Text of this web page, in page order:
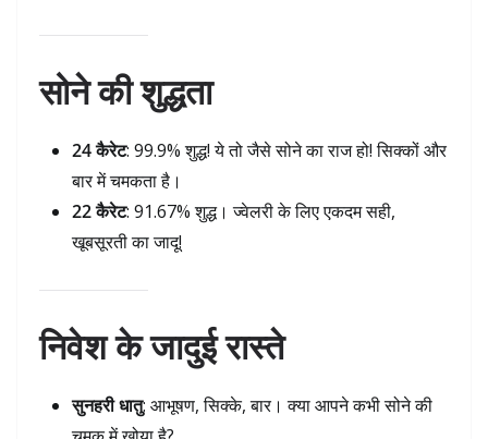
सोने की शुद्धता
24 कैरेट: 99.9% शुद्ध! ये तो जैसे सोने का राज हो! सिक्कों और
बार में चमकता है।
22 कैरेट: 91.67% शुद्ध। ज्वेलरी के लिए एकदम सही,
खूबसूरती का जादू!
निवेश के जादुई रास्ते
सुनहरी धातु: आभूषण, सिक्के, बार। क्या आपने कभी सोने की